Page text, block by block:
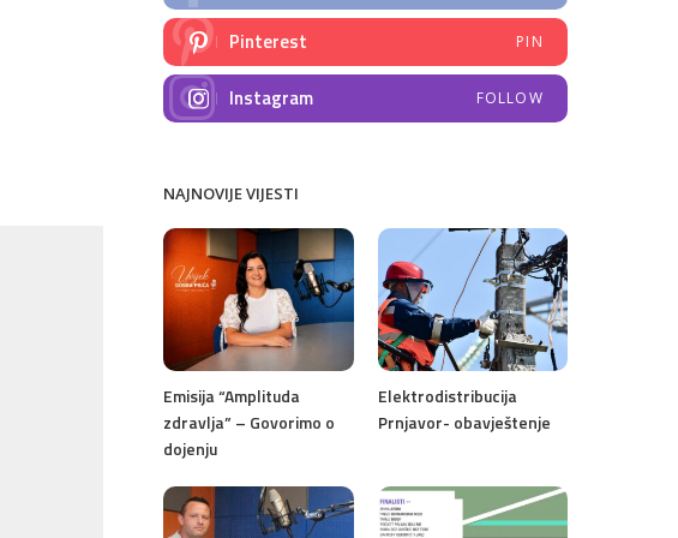
Pinterest PIN
Instagram FOLLOW
NAJNOVIJE VIJESTI
Emisija “Amplituda
zdravlja” – Govorimo o
dojenju
Elektrodistribucija
Prnjavor- obavještenje